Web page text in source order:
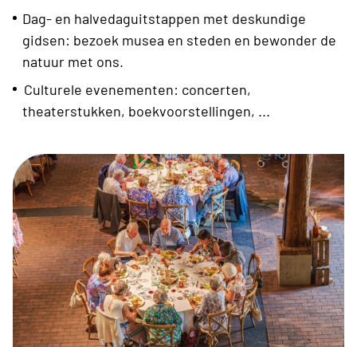
Dag- en halvedaguitstappen met deskundige
gidsen: bezoek musea en steden en bewonder de
natuur met ons.
Culturele evenementen: concerten,
theaterstukken, boekvoorstellingen, ...